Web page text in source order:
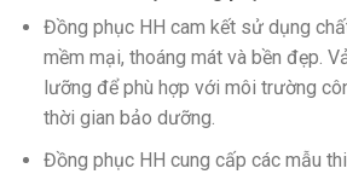
Đồng phục HH cam kết sử dụng
mềm mại, thoáng mát và bền đẹp.
lưỡng để phù hợp với môi trường
thời gian bảo dưỡng.
Đồng phục HH cung cấp các mẫu